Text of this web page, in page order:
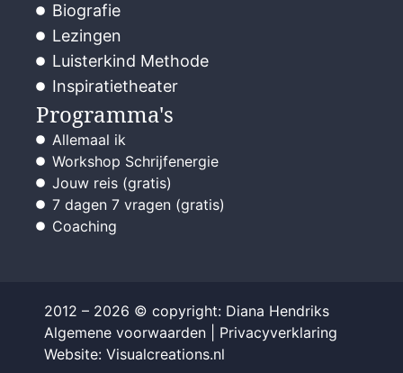
Biografie
Lezingen
Luisterkind Methode
Inspiratietheater
Programma's
Allemaal ik
Workshop Schrijfenergie
Jouw reis (gratis)
7 dagen 7 vragen (gratis)
Coaching
2012 – 2026 © copyright: Diana Hendriks
Algemene voorwaarden
Privacyverklaring
Website: Visualcreations.nl